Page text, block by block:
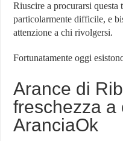
Riuscire a procurarsi
particolarmente difficile, e
attenzione a chi rivolgersi.
Fortunatamente oggi
Arance di
freschezza a
AranciaOk